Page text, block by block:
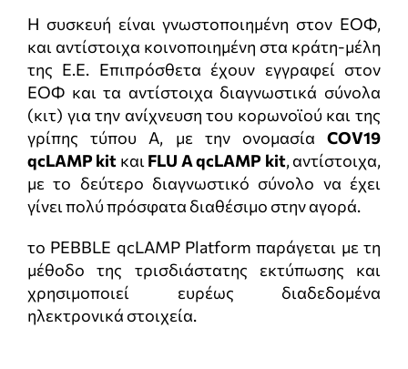
Η συσκευή είναι γνωστοποιημένη στον ΕΟΦ,
και αντίστοιχα κοινοποιημένη στα κράτη-μέλη
της Ε.Ε. Επιπρόσθετα έχουν εγγραφεί στον
ΕΟΦ και τα αντίστοιχα διαγνωστικά σύνολα
(κιτ) για την ανίχνευση του κορωνοϊού και της
γρίπης τύπου Α, με την ονομασία COV19
qcLAMP kit και FLU A qcLAMP kit, αντίστοιχα,
με το δεύτερο διαγνωστικό σύνολο να έχει
γίνει πολύ πρόσφατα διαθέσιμο στην αγορά.
το PEBBLE qcLAMP Platform παράγεται με τη
μέθοδο της τρισδιάστατης εκτύπωσης και
χρησιμοποιεί ευρέως διαδεδομένα
ηλεκτρονικά στοιχεία.